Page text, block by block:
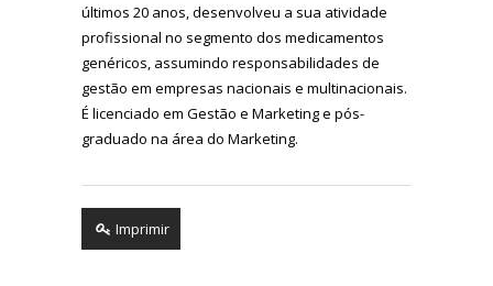
últimos 20 anos, desenvolveu a sua atividade
profissional no segmento dos medicamentos
genéricos, assumindo responsabilidades de
gestão em empresas nacionais e multinacionais.
É licenciado em Gestão e Marketing e pós-
graduado na área do Marketing.
Imprimir